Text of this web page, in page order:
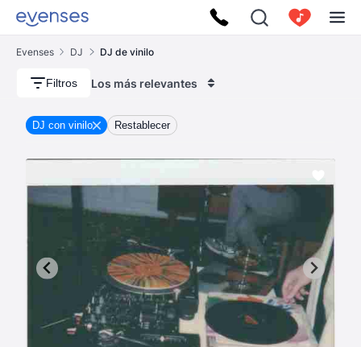
Evenses DJ DJ de vinilo
Filtros Los más relevantes
DJ con vinilo Restablecer